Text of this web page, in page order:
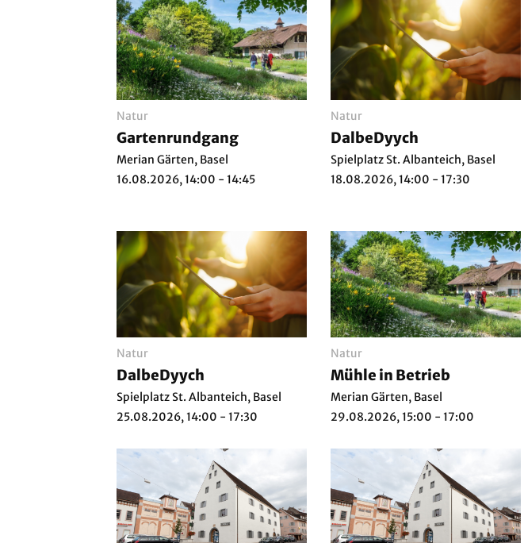
Natur
Gartenrundgang
Merian Gärten, Basel
16.08.2026, 14:00 - 14:45
Natur
DalbeDyych
Spielplatz St. Albanteich, Basel
18.08.2026, 14:00 - 17:30
Natur
DalbeDyych
Spielplatz St. Albanteich, Basel
25.08.2026, 14:00 - 17:30
Natur
Mühle in Betrieb
Merian Gärten, Basel
29.08.2026, 15:00 - 17:00